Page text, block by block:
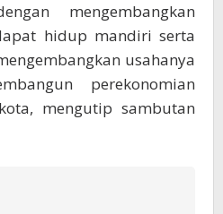
mengembangkan
hidup mandiri serta
usahanya
perekonomian
mengutip sambutan